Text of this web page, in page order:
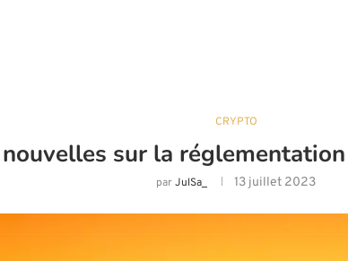
CRYPTO
sur la
parJulSa_ 13 juillet 2023